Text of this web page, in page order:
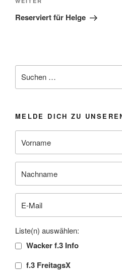
Beitrag
Reserviert für Helge
nach:
MELDE DICH ZU
Liste(n) auswählen:
Wacker f.3 Info
f.3 FreitagsX